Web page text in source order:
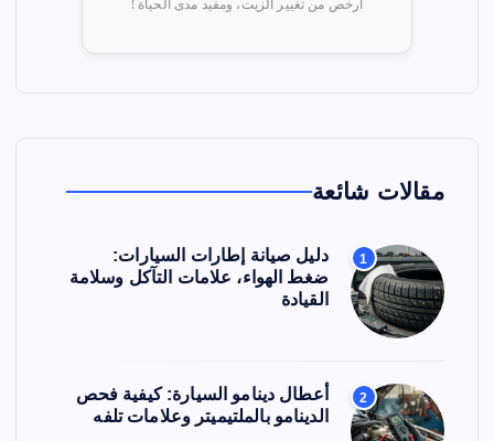
أرخص من تغيير الزيت، ومفيد مدى الحياة !
مقالات شائعة
1
دليل صيانة إطارات السيارات:
ضغط الهواء، علامات التآكل وسلامة
القيادة
2
أعطال دينامو السيارة: كيفية فحص
الدينامو بالملتيميتر وعلامات تلفه